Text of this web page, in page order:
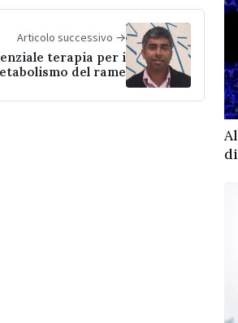
Articolo successivo →
terapia per i
del rame